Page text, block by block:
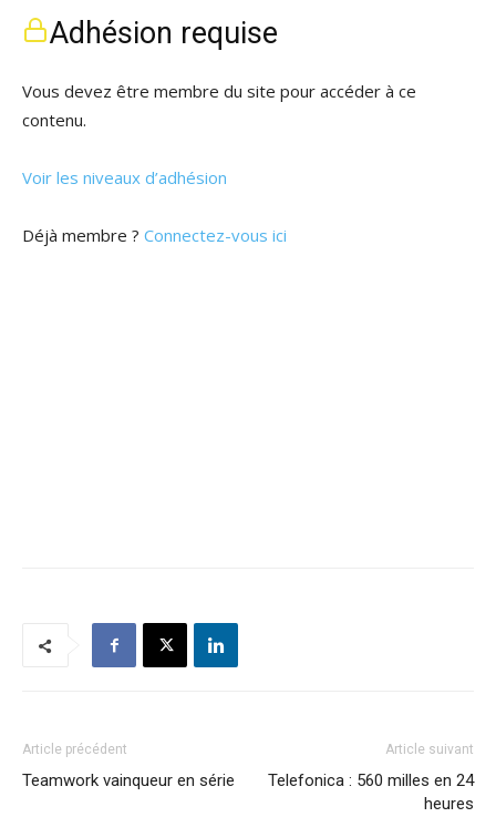
Adhésion requise
Vous devez être membre du site pour accéder à ce
contenu.
Voir les niveaux d’adhésion
Déjà membre ? Connectez-vous ici
Article précédent
Teamwork vainqueur en série
Article suivant
Telefonica : 560 milles en 24
heures